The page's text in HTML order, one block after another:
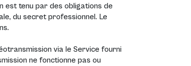
est tenu par des obligations de
du secret professionnel. Le
via le Service fourni
ne fonctionne pas ou